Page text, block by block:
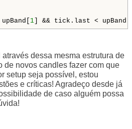
1 ] && tick.last < upBand[
dessa mesma estrutura de
de novos candles fazer com que
setup seja possível, estou
e críticas! Agradeço desde já
de caso alguém possa